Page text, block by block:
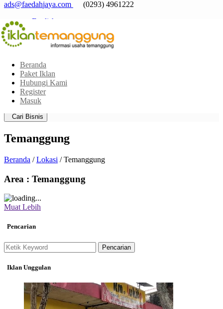
ads@faedahjaya.com
(0293) 4961222
English
Indonesia
Beranda
Paket Iklan
Hubungi Kami
Register
Masuk
Pilih Area
Pilih Kategori
Jarak posisi saya dari sekitar:
Cari Bisnis
Temanggung
Beranda /Lokasi / Temanggung
Area : Temanggung
Muat Lebih
Pencarian
Pencarian
Iklan Unggulan